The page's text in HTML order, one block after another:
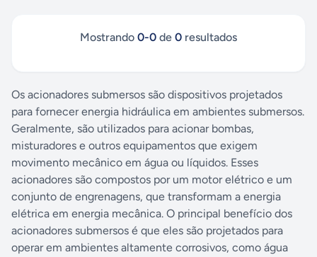
Mostrando 0-0 de 0 resultados
Os acionadores submersos são dispositivos projetados
para fornecer energia hidráulica em ambientes submersos.
Geralmente, são utilizados para acionar bombas,
misturadores e outros equipamentos que exigem
movimento mecânico em água ou líquidos. Esses
acionadores são compostos por um motor elétrico e um
conjunto de engrenagens, que transformam a energia
elétrica em energia mecânica. O principal benefício dos
acionadores submersos é que eles são projetados para
operar em ambientes altamente corrosivos, como água